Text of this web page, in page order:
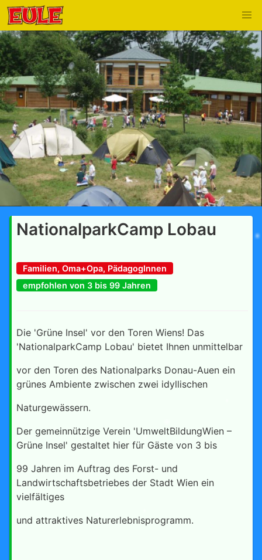
NationalparkCamp Lobau
Familien, Oma+Opa, PädagogInnen
empfohlen von 3 bis 99 Jahren
Die 'Grüne Insel' vor den Toren Wiens! Das
'NationalparkCamp Lobau' bietet Ihnen unmittelbar
vor den Toren des Nationalparks Donau-Auen ein
grünes Ambiente zwischen zwei idyllischen
Naturgewässern.
Der gemeinnützige Verein 'UmweltBildungWien –
Grüne Insel' gestaltet hier für Gäste von 3 bis
99 Jahren im Auftrag des Forst- und
Landwirtschaftsbetriebes der Stadt Wien ein
vielfältiges
und attraktives Naturerlebnisprogramm.